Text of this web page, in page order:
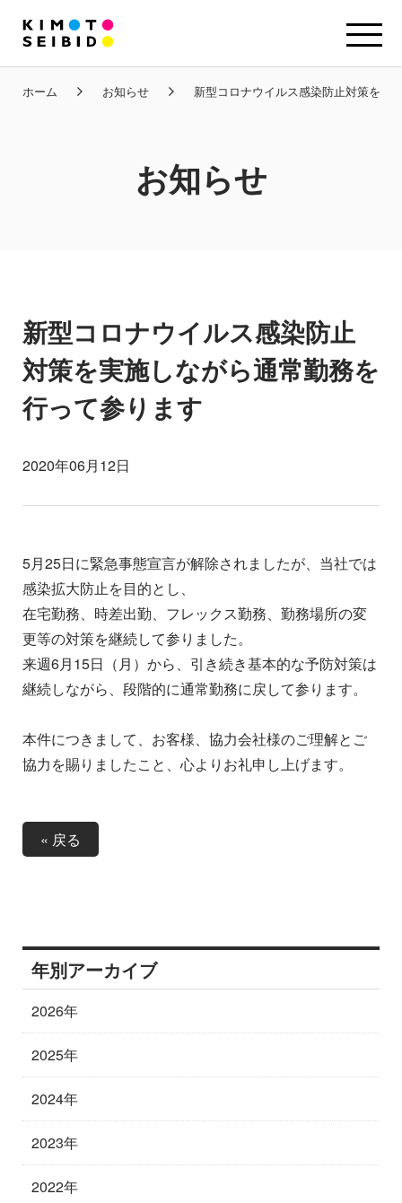
ホーム お知らせ 新型コロナウイルス感染防止対策を実
お知らせ
新型コロナウイルス感染防止
対策を実施しながら通常勤務を
行って参ります
2020年06月12日
5月25日に緊急事態宣言が解除されましたが、 当社では
感染拡大防止を目的とし、
在宅勤務、時差出勤、フレックス勤務、 勤務場所の変
更等の対策を継続して参りました。
来週6月15日（月）から、 引き続き基本的な予防対策は
継続しながら、 段階的に通常勤務に戻して参ります。
本件につきまして、お客様、 協力会社様のご理解とご
協力を賜りましたこと、 心よりお礼申し上げます。
« 戻る
年別アーカイブ
2026年
2025年
2024年
2023年
2022年